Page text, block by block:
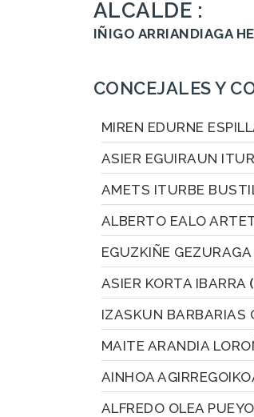
ALCALDE :
IÑIGO ARRIANDIAGA
CONCEJALES Y
MIREN EDURNE
ASIER EGUIRAUN
AMETS ITURBE
ALBERTO EALO
EGUZKIÑE
ASIER KORTA IBARRA
IZASKUN BARBARIAS
MAITE ARANDIA
AINHOA
ALFREDO OLEA PUEYO